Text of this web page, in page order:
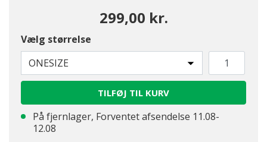
299,00 kr.
Vælg størrelse
ONESIZE
TILFØJ TIL KURV
På fjernlager, Forventet afsendelse 11.08-
12.08